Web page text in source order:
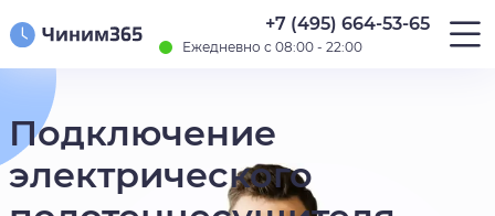
+7 (495) 664-53-65
Ежедневно с 08:00 - 22:00
Подключение
электрического